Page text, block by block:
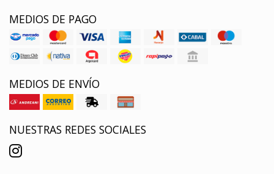
MEDIOS DE PAGO
MEDIOS DE ENVÍO
NUESTRAS REDES SOCIALES